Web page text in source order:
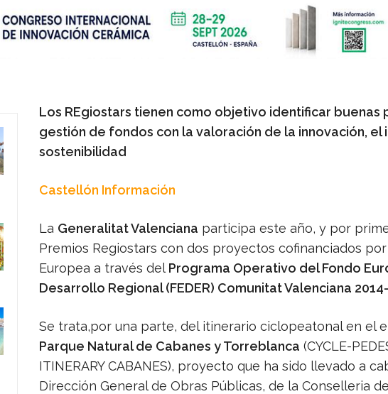
Los REgiostars tienen como objetivo identificar buenas
gestión de fondos con la valoración de la innovación, el
sostenibilidad
Castellón Información
La Generalitat Valenciana participa este año, y por
Premios Regiostars con dos proyectos cofinanciados
Europea a través del Programa Operativo del Fondo
Desarrollo Regional (FEDER) Comunitat Valenciana
Se trata,por una parte, del itinerario ciclopeatonal en el
Parque Natural de Cabanes y Torreblanca (CYCLE-
ITINERARY CABANES), proyecto que ha sido llevado a
Dirección General de Obras Públicas, de la Conselleria